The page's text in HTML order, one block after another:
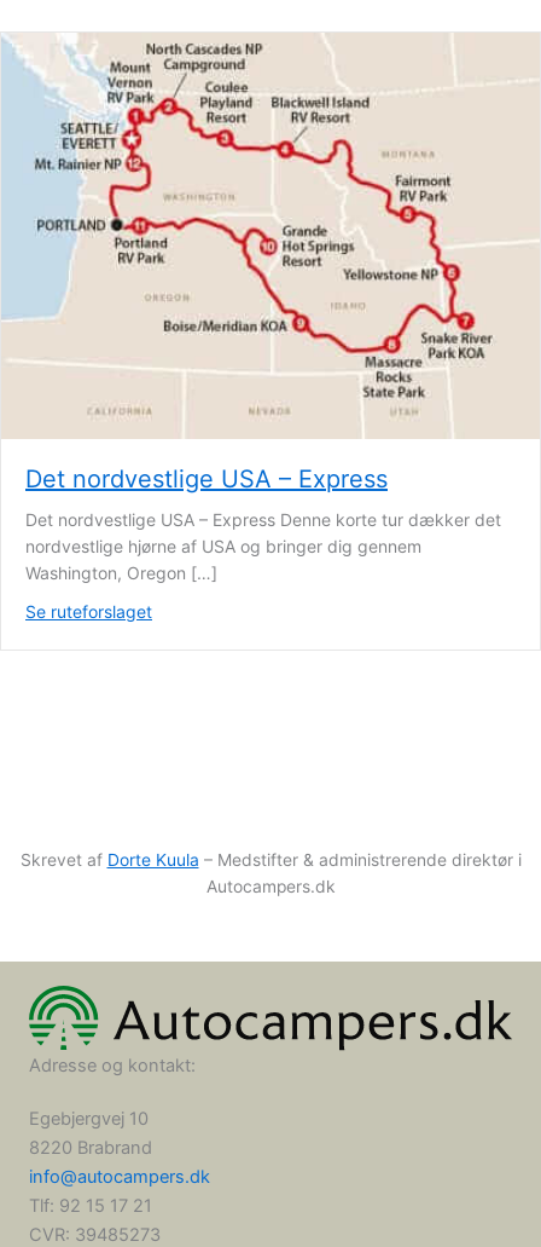
Det nordvestlige USA – Express
Det nordvestlige USA – Express Denne korte tur dækker det
nordvestlige hjørne af USA og bringer dig gennem
Washington, Oregon […]
Se ruteforslaget
Skrevet af Dorte Kuula – Medstifter & administrerende direktør i
Autocampers.dk
Adresse og kontakt:
Egebjergvej 10
8220 Brabrand
info@autocampers.dk
Tlf: 92 15 17 21
CVR: 39485273